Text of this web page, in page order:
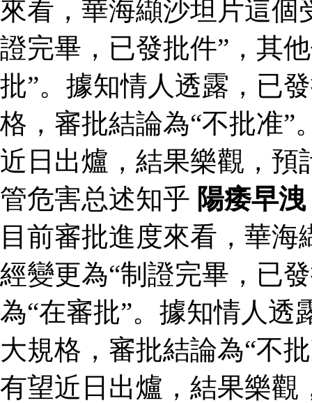
來看，華海纈沙坦片這個
證完畢，已發批件”，其
批”。據知情人透露，已
格，審批結論為“不批准”
近日出爐，結果樂觀，
管危害总述知乎 陽痿早洩
目前審批進度來看，華
經變更為“制證完畢，已
為“在審批”。據知情人透
大規格，審批結論為“不
有望近日出爐，結果樂